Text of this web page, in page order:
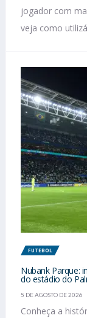
jogador com
veja como
FUTEBOL
Nubank Parque:
do estádio do
5 DE AGOSTO DE 2026
Conheça a